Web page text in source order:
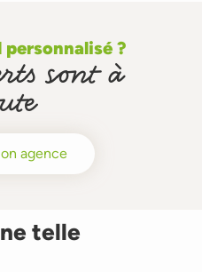
?
sont à
agence
telle